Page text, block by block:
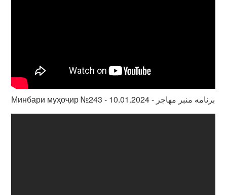
Минбари муҳоҷир №243 - 10.01.2024 - برنامه منبر مهاجر